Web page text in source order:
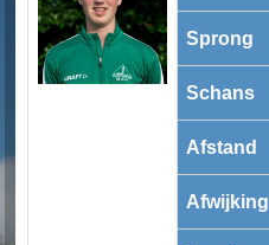
Sprong
Schans
Afstand
Afwijking